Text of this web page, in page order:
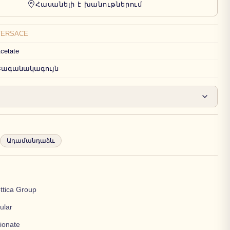
Հասանելի է խանութներում
Ադամանդաձև
Group